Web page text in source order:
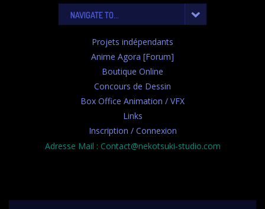
NAVIGATE TO...
Projets indépendants
Anime Agora [Forum]
Boutique Online
Concours de Dessin
Box Office Animation / VFX
Links
Inscription / Connexion
Adresse Mail : Contact@nekotsuki-studio.com